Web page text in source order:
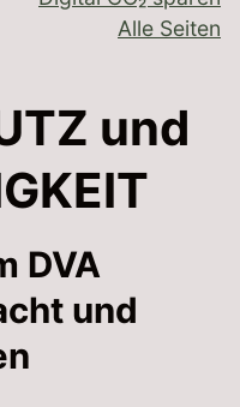
Alle Seiten
und
DVA
und